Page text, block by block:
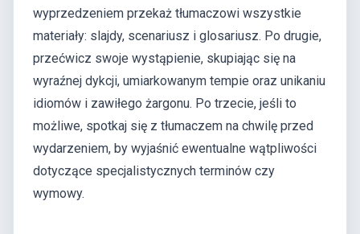
wyprzedzeniem przekaż tłumaczowi wszystkie
materiały: slajdy, scenariusz i glosariusz. Po drugie,
przećwicz swoje wystąpienie, skupiając się na
wyraźnej dykcji, umiarkowanym tempie oraz unikaniu
idiomów i zawiłego żargonu. Po trzecie, jeśli to
możliwe, spotkaj się z tłumaczem na chwilę przed
wydarzeniem, by wyjaśnić ewentualne wątpliwości
dotyczące specjalistycznych terminów czy
wymowy.